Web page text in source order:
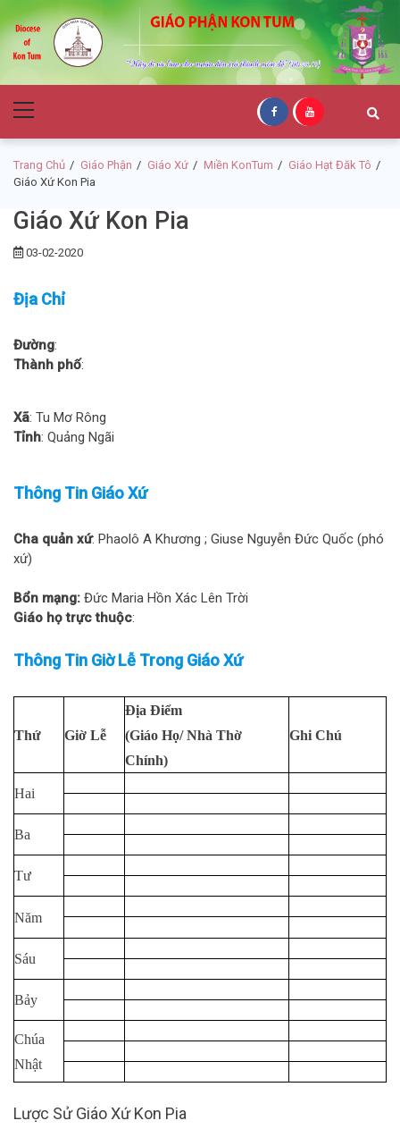
to
navigation
to
content
Giáo Phận Kon
Tum
Menu
Trang Chủ Giáo Phận Giáo Xứ Miền KonTum
Giáo Hạt Đăk Tô
Giáo Xứ Kon Pia
Giáo Xứ Kon Pia
03-02-2020
Địa Chỉ
Đường:
Thành phố:
Xã: Tu Mơ Rông
Tỉnh: Quảng Ngãi
Thông Tin Giáo Xứ
Cha quản xứ: Phaolô A Khương ; Giuse Nguyễn Đức Quốc (phó
xứ)
Bổn mạng: Đức Maria Hồn Xác Lên Trời
Giáo họ trực thuộc:
Thông Tin Giờ Lễ Trong Giáo Xứ
Thứ Giờ Lễ
Địa Điểm
(Giáo Họ/ Nhà Thờ
Chính)
Ghi Chú
Hai
Ba
Tư
Năm
Sáu
Bảy
Chúa
Nhật
Lược Sử Giáo Xứ Kon Pia